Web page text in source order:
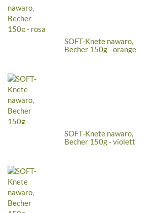
SOFT-Knete nawaro,
Becher 150g - orange
SOFT-Knete nawaro,
Becher 150g - violett